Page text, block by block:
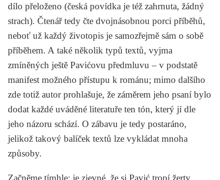
dílo přeloženo (česká povídka je též zahrnuta, žádný
strach). Čtenář tedy čte dvojnásobnou porci příběhů,
neboť už každý životopis je samozřejmě sám o sobě
příběhem. A také několik typů textů, vyjma
zmíněných ještě Pavićovu předmluvu – v podstatě
manifest možného přístupu k románu; mimo dalšího
zde totiž autor prohlašuje, že záměrem jeho psaní bylo
dodat každé uváděné literatuře ten tón, který jí dle
jeho názoru schází. O zábavu je tedy postaráno,
jelikož takový balíček textů lze vykládat mnoha
způsoby.
Začněme tímhle: je zjevné, že si Pavić tropí žerty